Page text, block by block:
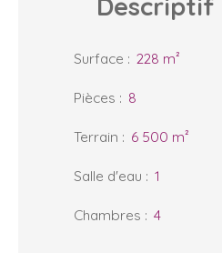
Descriptif
Surface : 228 m²
Pièces : 8
Terrain : 6 500 m²
Salle d'eau : 1
Chambres : 4